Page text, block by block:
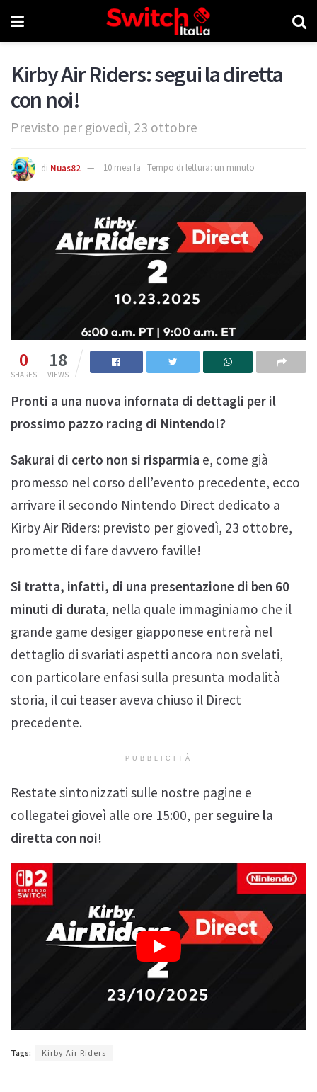
Kirby Air Riders: segui la diretta
con noi!
Previsto per giovedì, 23 ottobre
di Nuas82 10 mesi fa Tempo di lettura: un minuto
0
SHARES
18
VIEWS
Pronti a una nuova infornata di dettagli per il
prossimo pazzo racing di Nintendo!?
Sakurai di certo non si risparmia e, come già
promesso nel corso dell’evento precedente, ecco
arrivare il secondo Nintendo Direct dedicato a
Kirby Air Riders: previsto per giovedì, 23 ottobre,
promette di fare davvero faville!
Si tratta, infatti, di una presentazione di ben 60
minuti di durata, nella quale immaginiamo che il
grande game desiger giapponese entrerà nel
dettaglio di svariati aspetti ancora non svelati,
con particolare enfasi sulla presunta modalità
storia, il cui teaser aveva chiuso il Direct
precedente.
PUBBLICITÀ
Restate sintonizzati sulle nostre pagine e
collegatei gioveì alle ore 15:00, perseguire la
diretta con noi!
Tags: Kirby Air Riders